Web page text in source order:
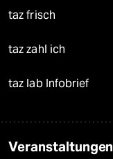
taz frisch
taz zahl ich
taz lab Infobrief
Veranstaltungen